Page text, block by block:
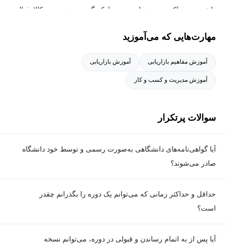
داشته و هم اکنون به عنوان مدیر مارکتینگ مجموعه دیجی‌کالا فعالیت
مهارت‌هایی که می‌آموزید
آموزش مفاهیم بازاریابی آموزش بازاریابی
آموزش مدیریت و کسب و کار
سوالات پرتکرار
آیا گواهی‌نامه‌های دانشگاهی به‌صورت رسمی و توسط خود دانشگاه
صادر می‌شوند؟
حداقل و حداکثر زمانی که می‌توانم یک دوره را بگذرانم چقدر
است؟
آیا پس از به اتمام رساندن و قبولی در دوره، می‌توانم نسخه